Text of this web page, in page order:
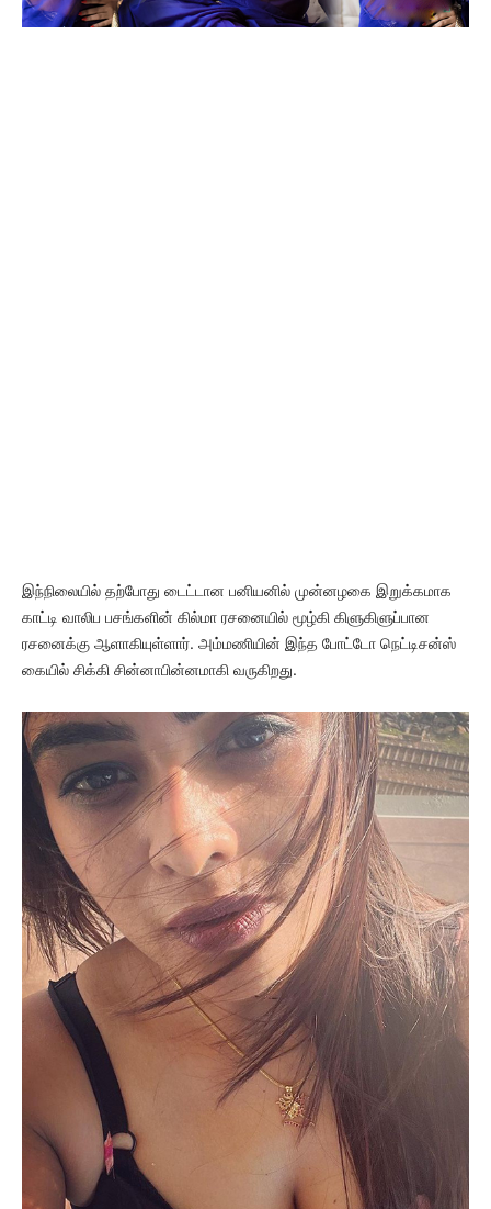
இந்நிலையில் தற்போது டைட்டான பனியனில் முன்னழகை இறுக்கமாக
காட்டி வாலிப பசங்களின் கில்மா ரசனையில் மூழ்கி கிளுகிளுப்பான
ரசனைக்கு ஆளாகியுள்ளார். அம்மணியின் இந்த போட்டோ நெட்டிசன்ஸ்
கையில் சிக்கி சின்னாபின்னமாகி வருகிறது.